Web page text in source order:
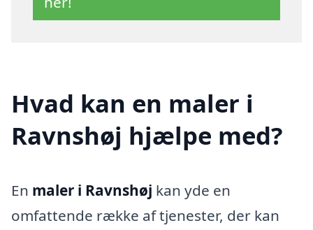
Hvad kan en maler i
Ravnshøj hjælpe med?
En maler i Ravnshøj kan yde en
omfattende række af tjenester, der kan